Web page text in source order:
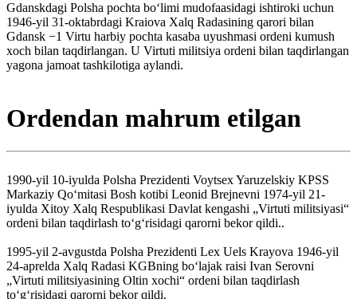
Gdanskdagi Polsha pochta boʻlimi mudofaasidagi ishtiroki uchun
1946-yil 31-oktabrdagi Kraiova Xalq Radasining qarori bilan
Gdansk −1 Virtu harbiy pochta kasaba uyushmasi ordeni kumush
xoch bilan taqdirlangan. U Virtuti militsiya ordeni bilan taqdirlangan
yagona jamoat tashkilotiga aylandi.
Ordendan mahrum etilgan
1990-yil 10-iyulda Polsha Prezidenti Voytsex Yaruzelskiy KPSS
Markaziy Qoʻmitasi Bosh kotibi Leonid Brejnevni 1974-yil 21-
iyulda Xitoy Xalq Respublikasi Davlat kengashi „Virtuti militsiyasi“
ordeni bilan taqdirlash toʻgʻrisidagi qarorni bekor qildi..
1995-yil 2-avgustda Polsha Prezidenti Lex Uels Krayova 1946-yil
24-aprelda Xalq Radasi KGBning boʻlajak raisi Ivan Serovni
„Virtuti militsiyasining Oltin xochi“ ordeni bilan taqdirlash
toʻgʻrisidagi qarorni bekor qildi.